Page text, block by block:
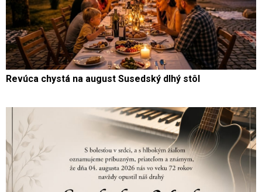
Revúca chystá na august Susedský dlhý stôl